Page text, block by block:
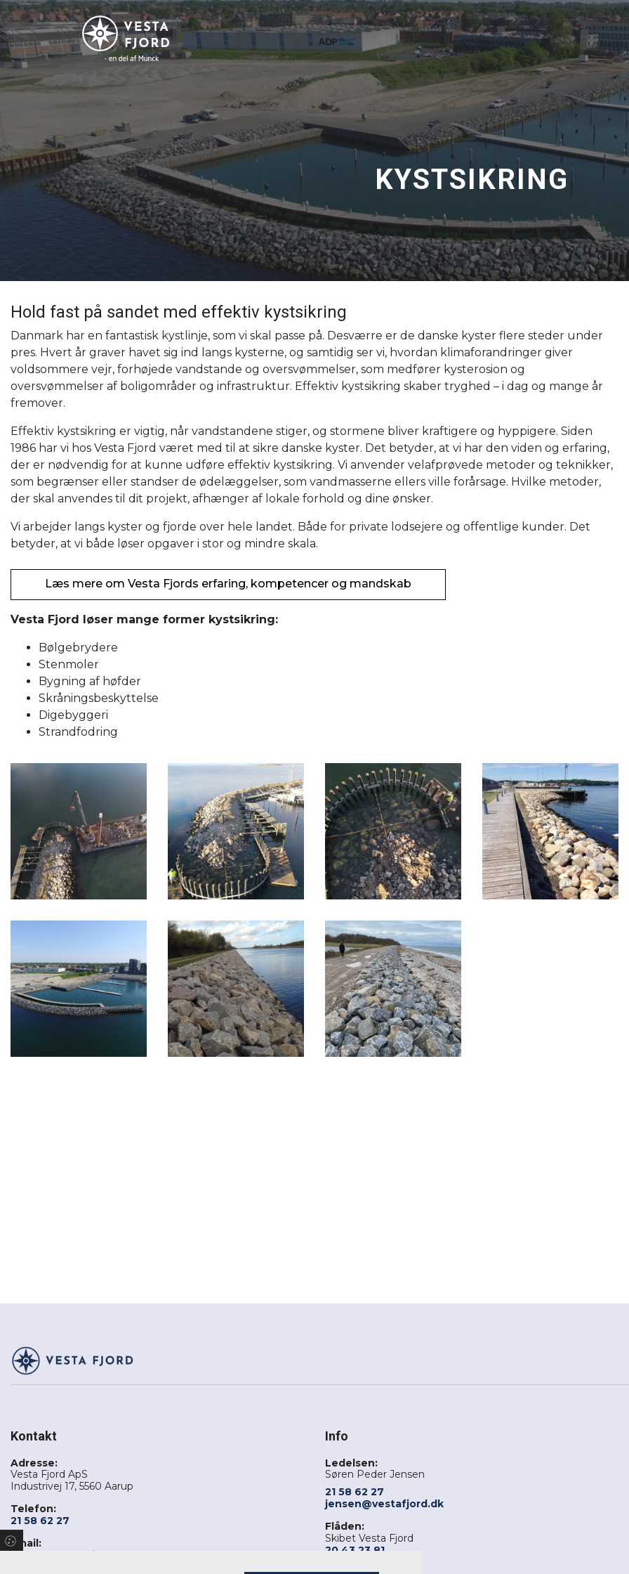
Gå
til
hovedindhold
KYSTSIKRING
Hold fast på sandet med effektiv kystsikring
Danmark har en fantastisk kystlinje, som vi skal passe på. Desværre er de danske kyster flere steder under
pres. Hvert år graver havet sig ind langs kysterne, og samtidig ser vi, hvordan klimaforandringer giver
voldsommere vejr, forhøjede vandstande og oversvømmelser, som medfører kysterosion og
oversvømmelser af boligområder og infrastruktur. Effektiv kystsikring skaber tryghed – i dag og mange år
fremover.
Effektiv kystsikring er vigtig, når vandstandene stiger, og stormene bliver kraftigere og hyppigere. Siden
1986 har vi hos Vesta Fjord været med til at sikre danske kyster. Det betyder, at vi har den viden og erfaring,
der er nødvendig for at kunne udføre effektiv kystsikring. Vi anvender velafprøvede metoder og teknikker,
som begrænser eller standser de ødelæggelser, som vandmasserne ellers ville forårsage. Hvilke metoder,
der skal anvendes til dit projekt, afhænger af lokale forhold og dine ønsker.
Vi arbejder langs kyster og fjorde over hele landet. Både for private lodsejere og offentlige kunder. Det
betyder, at vi både løser opgaver i stor og mindre skala.
Læs mere om Vesta Fjords erfaring, kompetencer og mandskab
Vesta Fjord løser mange former kystsikring:
Bølgebrydere
Stenmoler
Bygning af høfder
Skråningsbeskyttelse
Digebyggeri
Strandfodring
Kontakt
Adresse:
Vesta Fjord ApS
Industrivej 17, 5560 Aarup
Telefon:
21 58 62 27
Email:
jensen@vestafjord.dk
Info
Ledelsen:
Søren Peder Jensen
21 58 62 27
jensen@vestafjord.dk
Flåden:
Skibet Vesta Fjord
20 43 23 81